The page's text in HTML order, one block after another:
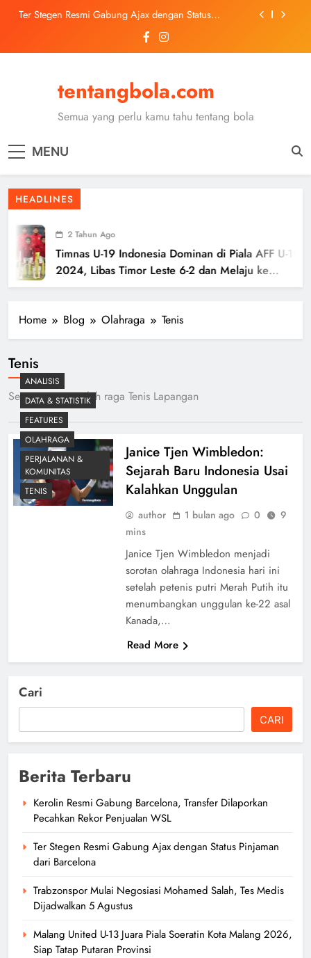
SkipTer Stegen Resmi Gabung Ajax dengan Status
Trabzonspor Mulai Negosiasi Mohamed Salah, Tes
Medis Dijadwalkan 5 Agustus
2026, Siap Tatap Putaran Provinsi
Kerolin Resmi Gabung Barcelona, Transfer
Dilaporkan Pecahkan Rekor Penjualan WSL
Pinjaman dari Barcelona
Trabzonspor Mulai Negosiasi Mohamed Salah, Tes
Medis Dijadwalkan 5 Agustus
Malang United U-13 Juara Piala Soeratin Kota Malang
2026, Siap Tatap Putaran Provinsi
tentangbola.com
Semua yang perlu kamu tahu tentang bola
MENU
HEADLINES
2 Tahun Ago
Timnas U-19 Indonesia Dominan di Piala AFF U-19
2024, Libas Timor Leste 6-2 dan Melaju ke
Semifinal
Home Blog Olahraga Tenis
Tenis
Semua tentang olah raga Tenis Lapangan
ANALISIS
DATA & STATISTIK
FEATURES
OLAHRAGA
PERJALANAN &
KOMUNITAS
TENIS
Janice Tjen Wimbledon:
Sejarah Baru Indonesia Usai
Kalahkan Unggulan
author 1 bulan ago 0
9
mins
Janice Tjen Wimbledon menjadi
sorotan olahraga Indonesia hari ini
setelah petenis putri Merah Putih itu
menumbangkan unggulan ke-22 asal
Kanada,…
Read More
Cari
CARI
Berita Terbaru
Kerolin Resmi Gabung Barcelona, Transfer Dilaporkan
Pecahkan Rekor Penjualan WSL
Ter Stegen Resmi Gabung Ajax dengan Status Pinjaman
dari Barcelona
Trabzonspor Mulai Negosiasi Mohamed Salah, Tes Medis
Dijadwalkan 5 Agustus
Malang United U-13 Juara Piala Soeratin Kota Malang 2026,
Siap Tatap Putaran Provinsi